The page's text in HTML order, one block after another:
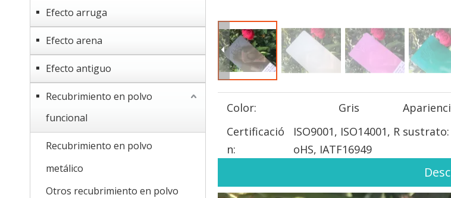
Efecto arruga
Efecto arena
Efecto antiguo
Recubrimiento en polvo
funcional
Recubrimiento en polvo
metálico
Otros recubrimiento en polvo
Color: Gris
Certificació
n:
ISO9001, ISO14001, R
oHS, IATF16949
sustrato: